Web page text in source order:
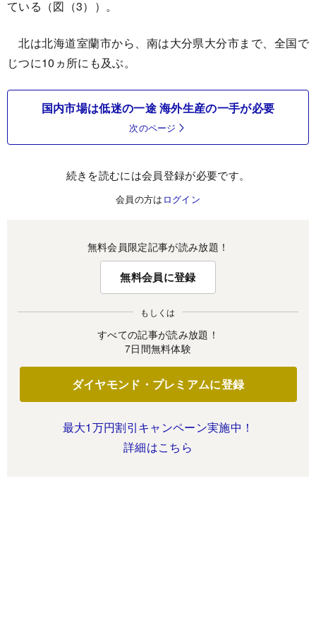
ている（図（3））。
北は北海道室蘭市から、南は大分県大分市まで、全国で
じつに10ヵ所にも及ぶ。
国内市場は低迷の一途 海外生産の一手が必要
次のページ
続きを読むには会員登録が必要です。
会員の方は ログイン
無料会員限定記事が読み放題！
無料会員に登録
もしくは
すべての記事が読み放題！
7日間無料体験
ダイヤモンド・プレミアムに登録
最大1万円割引キャンペーン実施中！
詳細はこちら